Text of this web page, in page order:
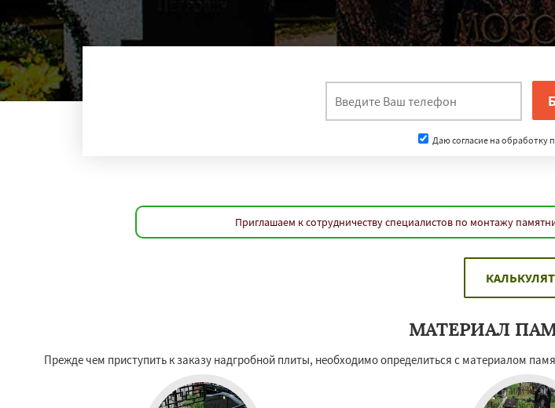
Даю согласие на обработку
Приглашаем к сотрудничеству специалистов по монтажу
МАТЕРИАЛ
Прежде чем приступить к заказу надгробной плиты, необходимо определиться с материалом